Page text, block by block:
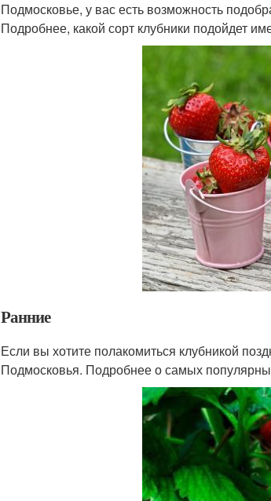
Подмосковье, у вас есть возможность
Подробнее, какой сорт клубники подойдет
Ранние
Если вы хотите полакомиться клубникой
Подмосковья. Подробнее о самых